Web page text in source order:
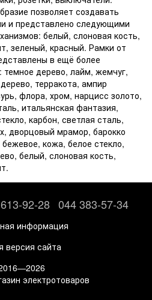
позволяет создавать
и представлено следующими
белый, слоновая кость,
зеленый, красный. Рамки от
в ещё более
темное дерево, лайм, жемчуг,
терракота, ампир
флора, хром, нарцисс золото,
итальянская фантазия,
карбон, светлая сталь,
дворцовый мрамор, барокко
кожа, белое стекло,
белый, слоновая кость,
92-28 044 383-57-34
информация
версия сайта
электротоваров